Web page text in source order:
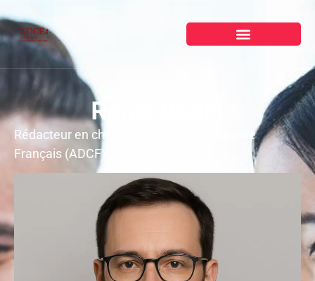
Régis Rodin
Rédacteur en chef – Acteurs du Commerce
Français (ADCF)